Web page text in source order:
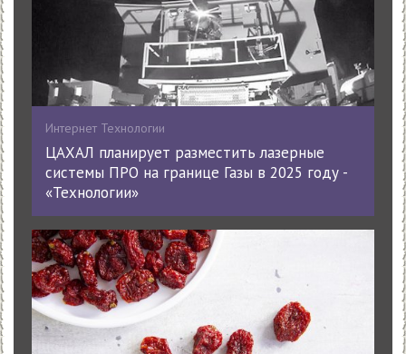
Интернет Технологии
ЦАХАЛ планирует разместить лазерные
системы ПРО на границе Газы в 2025 году -
«Технологии»